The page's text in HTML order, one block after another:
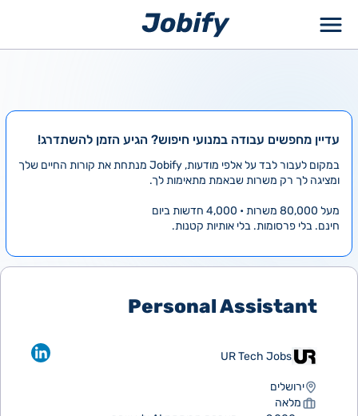
עדיין מחפשים עבודה במנועי חיפוש? הגיע הזמן להשתדרג!
במקום לעבור לבד על אלפי מודעות, Jobify מנתחת את קורות החיים שלך
ומציגה לך רק משרות שבאמת מתאימות לך.
מעל 80,000 משרות • 4,000 חדשות ביום
חינם. בלי פרסומות. בלי אותיות קטנות.
Personal Assistant
UR Tech Jobs
ירושלים
מלאה